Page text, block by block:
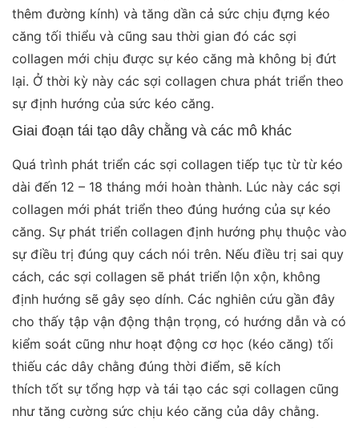
thêm đường kính) và tăng dần cả sức chịu đựng kéo
căng tối thiểu và cũng sau thời gian đó các sợi
collagen mới chịu được sự kéo căng mà không bị đứt
lại. Ở thời kỳ này các sợi collagen chưa phát triển theo
sự định hướng của sức kéo căng.
Giai đoạn tái tạo dây chằng và các mô khác
Quá trình phát triển các sợi collagen tiếp tục từ từ kéo
dài đến 12 – 18 tháng mới hoàn thành. Lúc này các sợi
collagen mới phát triển theo đúng hướng của sự kéo
căng. Sự phát triển collagen định hướng phụ thuộc vào
sự điều trị đúng quy cách nói trên. Nếu điều trị sai quy
cách, các sợi collagen sẽ phát triển lộn xộn, không
định hướng sẽ gây sẹo dính. Các nghiên cứu gần đây
cho thấy tập vận động thận trọng, có hướng dẫn và có
kiểm soát cũng như hoạt động cơ học (kéo căng) tối
thiếu các dây chằng đúng thời điểm, sẽ kích
thích tốt sự tổng hợp và tái tạo các sợi collagen cũng
như tăng cường sức chịu kéo căng của dây chằng.